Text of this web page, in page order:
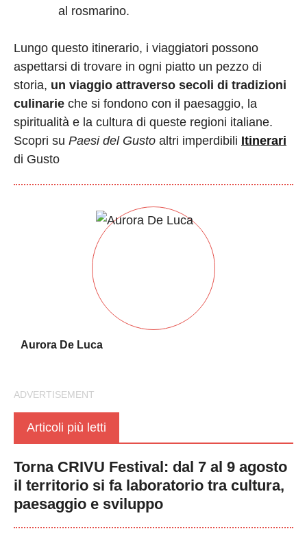
al rosmarino.
Lungo questo itinerario, i viaggiatori possono
aspettarsi di trovare in ogni piatto un pezzo di
storia, un viaggio attraverso secoli di tradizioni
culinarie che si fondono con il paesaggio, la
spiritualità e la cultura di queste regioni italiane.
Scopri su Paesi del Gusto altri imperdibili Itinerari
di Gusto
Aurora De Luca
Articoli più letti
Torna CRIVU Festival: dal 7 al 9 agosto
il territorio si fa laboratorio tra cultura,
paesaggio e sviluppo